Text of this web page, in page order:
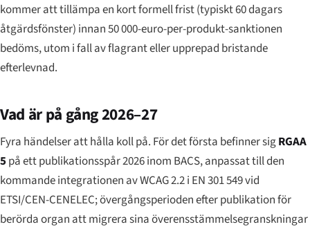
kommer att tillämpa en kort formell frist (typiskt 60 dagars
åtgärdsfönster) innan 50 000-euro-per-produkt-sanktionen
bedöms, utom i fall av flagrant eller upprepad bristande
efterlevnad.
Vad är på gång 2026–27
Fyra händelser att hålla koll på. För det första befinner sigRGAA
5på ett publikationsspår 2026 inom BACS, anpassat till den
kommande integrationen av WCAG 2.2 i EN 301 549 vid
ETSI/CEN-CENELEC; övergångsperioden efter publikation för
berörda organ att migrera sina överensstämmelsegranskningar